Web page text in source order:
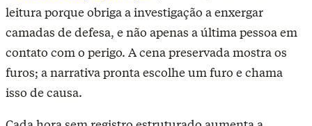
leitura porque obriga a investigação a enxergar
camadas de defesa, e não apenas a última pessoa em
contato com o perigo. A cena preservada mostra os
furos; a narrativa pronta escolhe um furo e chama
isso de causa.